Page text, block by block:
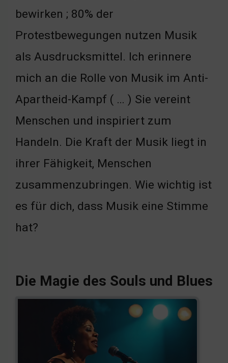
bewirken ; 80% der
Protestbewegungen nutzen Musik
als Ausdrucksmittel. Ich erinnere
mich an die Rolle von Musik im Anti-
Apartheid-Kampf ( … ) Sie vereint
Menschen und inspiriert zum
Handeln. Die Kraft der Musik liegt in
ihrer Fähigkeit, Menschen
zusammenzubringen. Wie wichtig ist
es für dich, dass Musik eine Stimme
hat?
Die Magie des Souls und Blues